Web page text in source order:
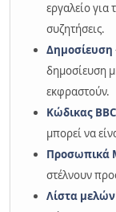
εργαλείο
συζητήσεις.
Δημοσίευση
δημοσίευση
εκφραστούν.
Κώδικας
μπορεί να
Προσωπικά
στέλνουν
Λίστα μελών